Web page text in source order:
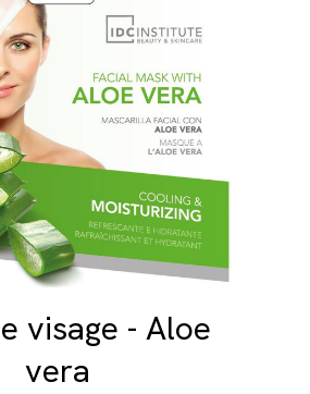
visage - Aloe
vera